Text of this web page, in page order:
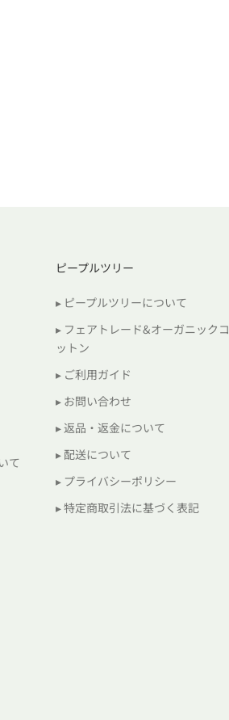
て
ピープルツリー
▸ ピープルツリーについて
▸ フェアトレード&オーガニックコ
ットン
▸ ご利用ガイド
▸ お問い合わせ
▸ 返品・返金について
▸ 配送について
▸ プライバシーポリシー
▸ 特定商取引法に基づく表記